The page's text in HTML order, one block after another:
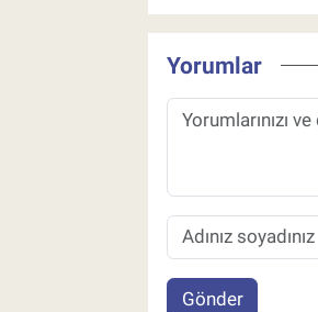
Yorumlar
Gönder